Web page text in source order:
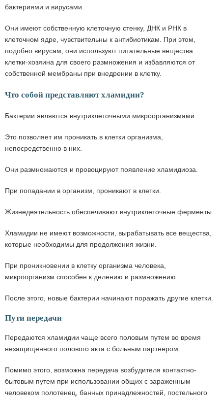
бактериями и вирусами.
Они имеют собственную клеточную стенку, ДНК и РНК в
клеточном ядре, чувствительны к антибиотикам. При этом,
подобно вирусам, они используют питательные вещества
клетки-хозяина для своего размножения и избавляются от
собственной мембраны при внедрении в клетку.
Что собой представляют хламидии?
Бактерии являются внутриклеточными микроорганизмами.
Это позволяет им проникать в клетки организма,
непосредственно в них.
Они размножаются и провоцируют появление хламидиоза.
При попадании в организм, проникают в клетки.
Жизнедеятельность обеспечивают внутриклеточные ферменты.
Хламидии не имеют возможности, вырабатывать все вещества,
которые необходимы для продолжения жизни.
При проникновении в клетку организма человека,
микроорганизм способен к делению и размножению.
После этого, новые бактерии начинают поражать другие клетки.
Пути передачи
Передаются хламидии чаще всего половым путем во время
незащищенного полового акта с больным партнером.
Помимо этого, возможна передача возбудителя контактно-
бытовым путем при использовании общих с зараженным
человеком полотенец, банных принадлежностей, постельного